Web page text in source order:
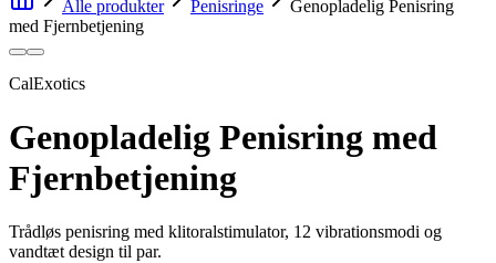
Alle produkter Penisringe
Genopladelig Penisring
med Fjernbetjening
CalExotics
Genopladelig Penisring med
Fjernbetjening
Trådløs penisring med klitoralstimulator, 12 vibrationsmodi og
vandtæt design til par.